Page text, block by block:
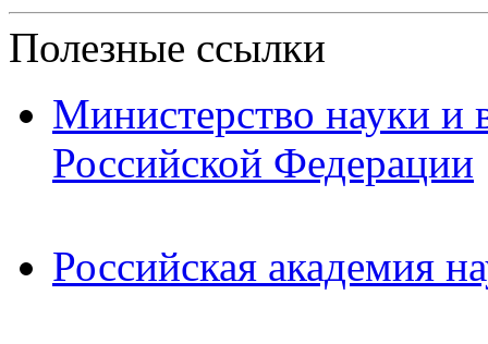
Полезные ссылки
Министерство науки и
Российской Федерации
Российская академия